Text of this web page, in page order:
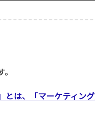
とは、「マーケティン